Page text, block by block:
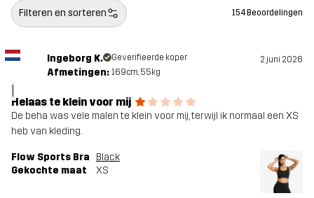
Filteren en sorteren 154 Beoordelingen
I
Ingeborg K. Geverifieerde koper 2 juni 2026
Afmetingen: 169cm, 55kg
Helaas te klein voor mij
De beha was vele malen te klein voor mij, terwijl ik normaal een XS
heb van kleding.
Flow Sports Bra
Black
Gekochte maat
XS